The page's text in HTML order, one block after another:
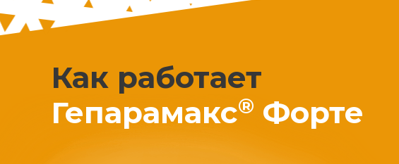
Как работает
Гепарамакс® Форте